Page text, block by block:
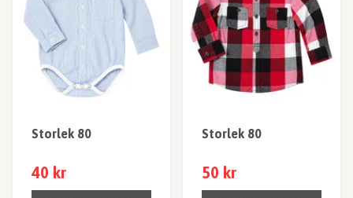
Storlek 80
40 kr
Storlek 80
50 kr